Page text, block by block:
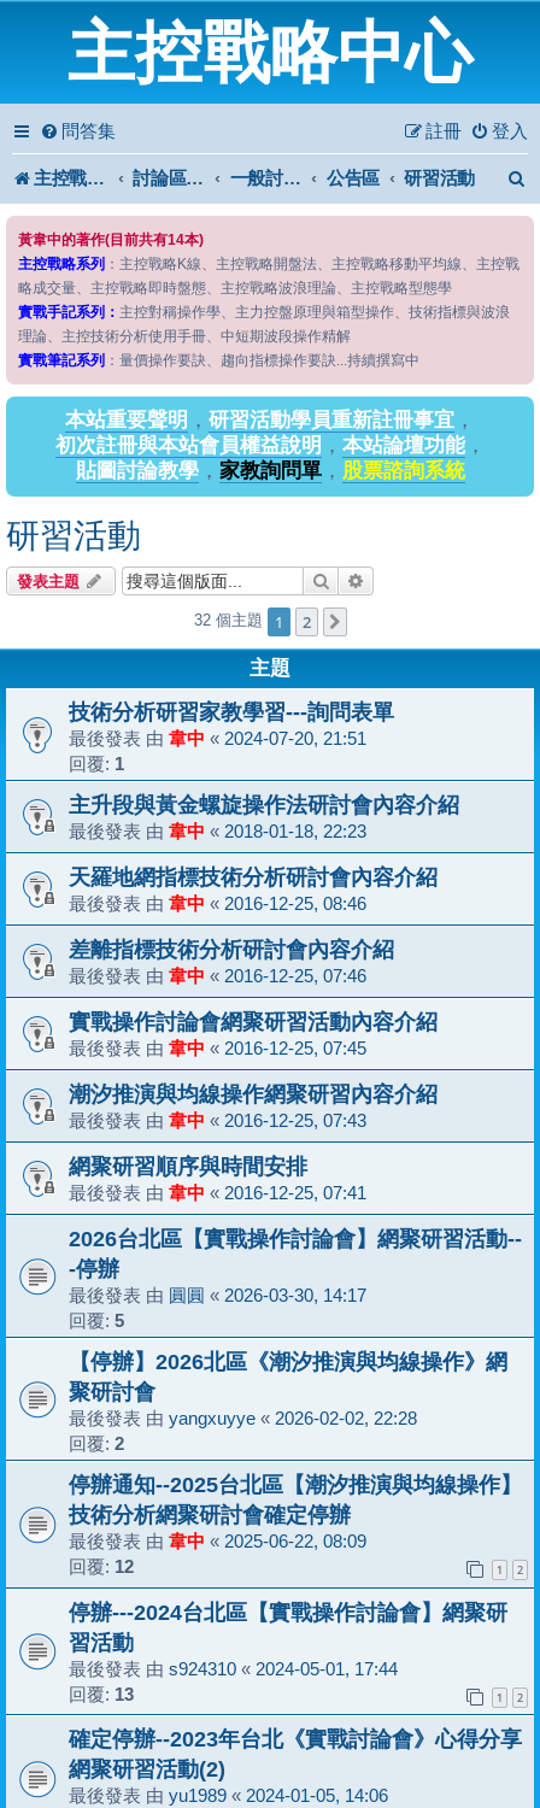
主控戰略中心
問答集 登入
註冊
主控戰略中心 討論區首頁 一般討論區 公告區 研習活動
黃韋中的著作(目前共有14本)
主控戰略系列 ：主控戰略K線、主控戰略開盤法、主控戰略移動平均線、主控戰
略成交量、主控戰略即時盤態、主控戰略波浪理論、主控戰略型態學
實戰手記系列： 主控對稱操作學、主力控盤原理與箱型操作、技術指標與波浪
理論、主控技術分析使用手冊、中短期波段操作精解
實戰筆記系列 ：量價操作要訣、趨向指標操作要訣...持續撰寫中
本站重要聲明 ， 研習活動學員重新註冊事宜 ，
初次註冊與本站會員權益說明 ， 本站論壇功能，
貼圖討論教學， 家教詢問單， 股票諮詢系統
研習活動
發表主題 搜尋
32 個主題 1 2
主題
技術分析研習家教學習---詢問表單
最後發表 由 韋中 « 2024-07-20, 21:51
回覆: 1
主升段與黃金螺旋操作法研討會內容介紹
最後發表 由 韋中 « 2018-01-18, 22:23
天羅地網指標技術分析研討會內容介紹
最後發表 由 韋中 « 2016-12-25, 08:46
差離指標技術分析研討會內容介紹
最後發表 由 韋中 « 2016-12-25, 07:46
實戰操作討論會網聚研習活動內容介紹
最後發表 由 韋中 « 2016-12-25, 07:45
潮汐推演與均線操作網聚研習內容介紹
最後發表 由 韋中 « 2016-12-25, 07:43
網聚研習順序與時間安排
最後發表 由 韋中 « 2016-12-25, 07:41
2026台北區【實戰操作討論會】網聚研習活動--
-停辦
最後發表 由 圓圓 « 2026-03-30, 14:17
回覆: 5
【停辦】2026北區《潮汐推演與均線操作》網
聚研討會
最後發表 由 yangxuyye « 2026-02-02, 22:28
回覆: 2
停辦通知--2025台北區【潮汐推演與均線操作】
技術分析網聚研討會確定停辦
最後發表 由 韋中 « 2025-06-22, 08:09
回覆: 12 1 2
停辦---2024台北區【實戰操作討論會】網聚研
習活動
最後發表 由 s924310 « 2024-05-01, 17:44
回覆: 13 1 2
確定停辦--2023年台北《實戰討論會》心得分享
網聚研習活動(2)
最後發表 由 yu1989 « 2024-01-05, 14:06